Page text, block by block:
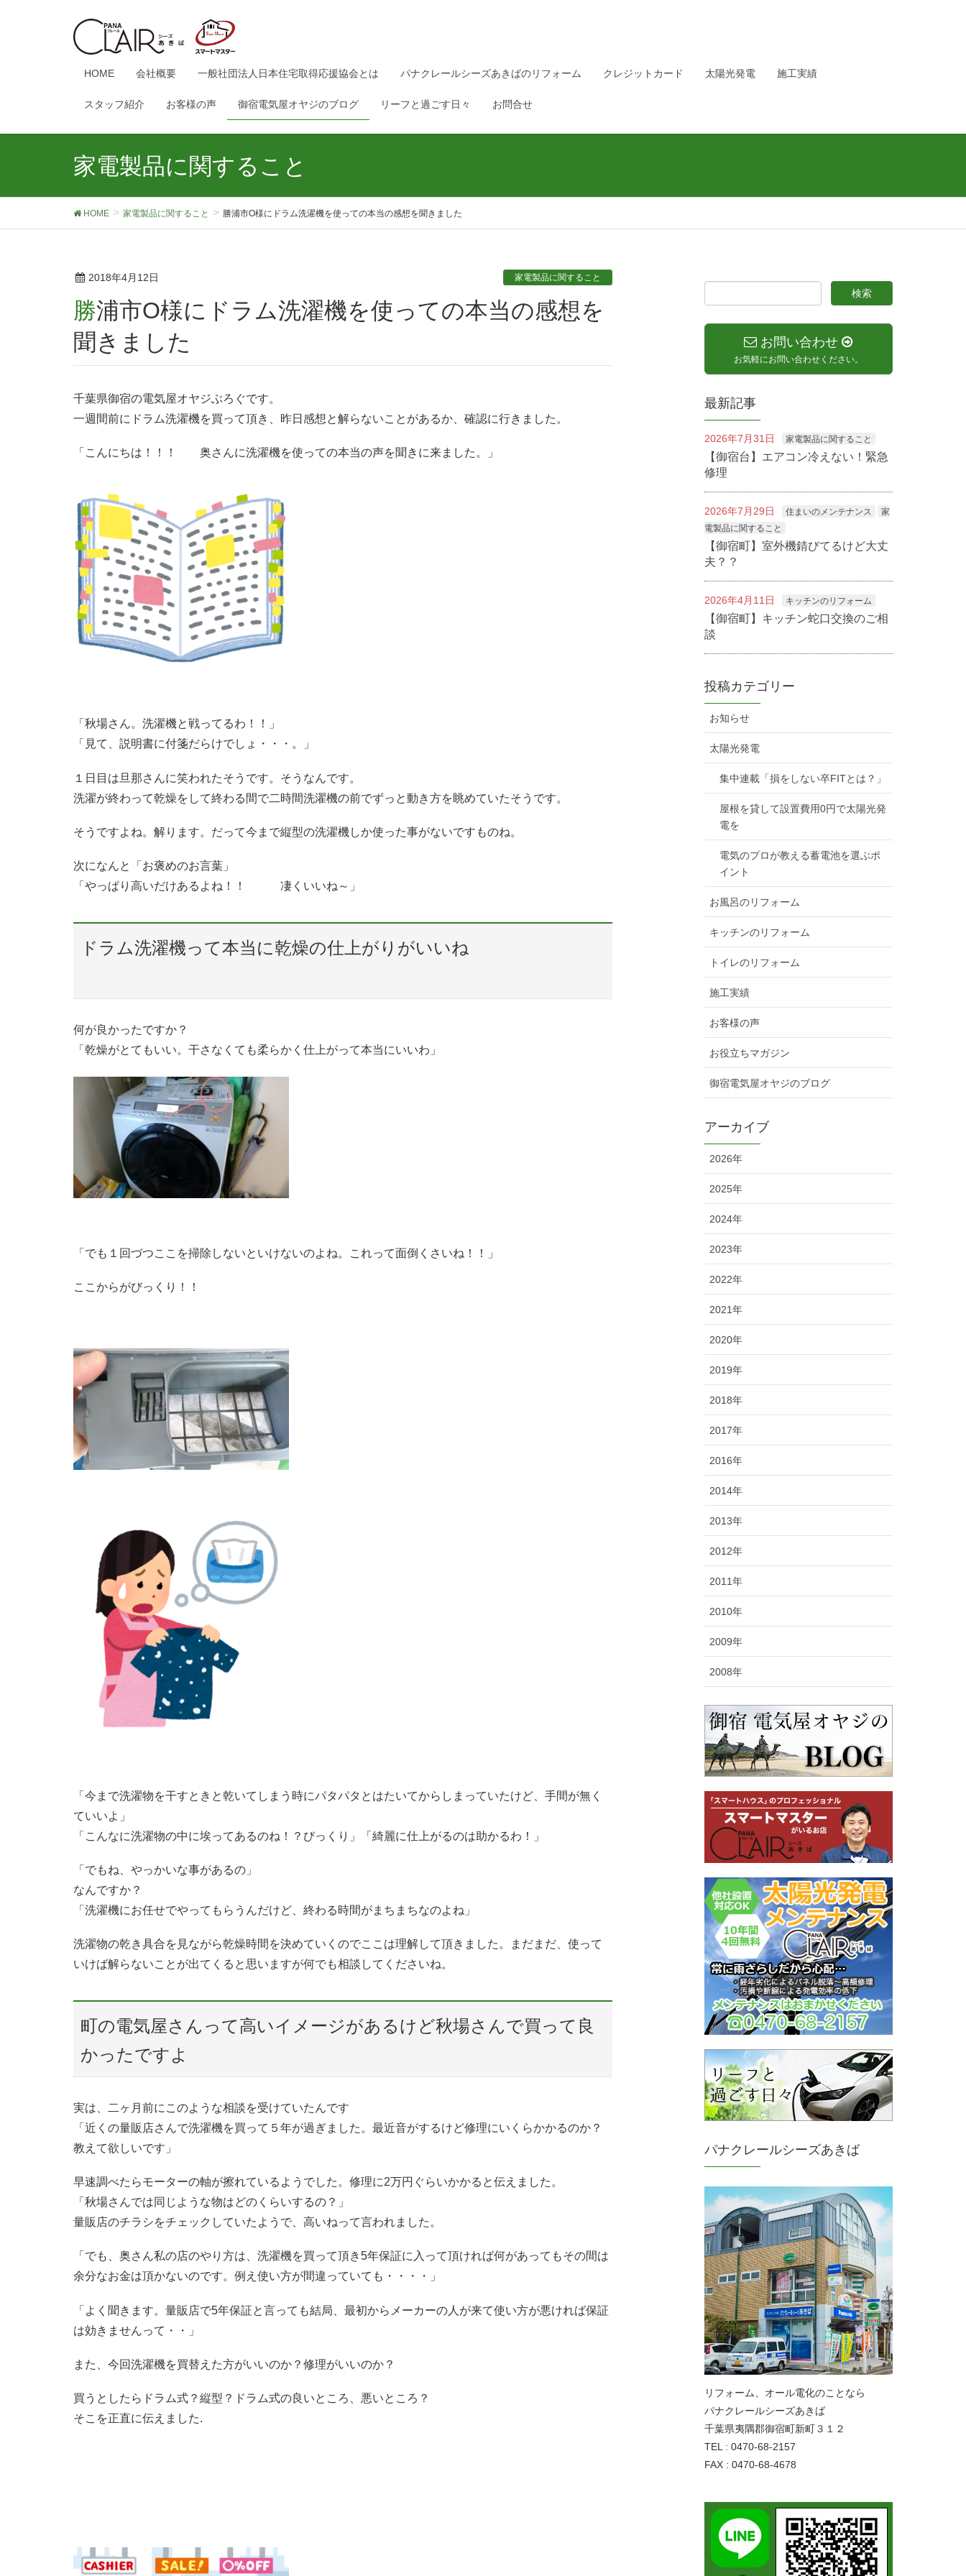
HOME 会社概要 一般社団法人日本住宅取得応援協会とは パナクレールシーズあきばのリフォーム クレジットカード 太陽光発電 施工実績
スタッフ紹介 お客様の声 御宿電気屋オヤジのブログ リーフと過ごす日々 お問合せ
家電製品に関すること
HOME 家電製品に関すること 勝浦市O様にドラム洗濯機を使っての本当の感想を聞きました
2018年4月12日 家電製品に関すること
勝浦市O様にドラム洗濯機を使っての本当の感想を
聞きました
千葉県御宿の電気屋オヤジぶろぐです。
一週間前にドラム洗濯機を買って頂き、昨日感想と解らないことがあるか、確認に行きました。
「こんにちは！！！ 奥さんに洗濯機を使っての本当の声を聞きに来ました。」
「秋場さん。洗濯機と戦ってるわ！！」
「見て、説明書に付箋だらけでしょ・・・。」
１日目は旦那さんに笑われたそうです。そうなんです。
洗濯が終わって乾燥をして終わる間で二時間洗濯機の前でずっと動き方を眺めていたそうです。
そうですよね。解ります。だって今まで縦型の洗濯機しか使った事がないですものね。
次になんと「お褒めのお言葉」
「やっぱり高いだけあるよね！！ 凄くいいね～」
ドラム洗濯機って本当に乾燥の仕上がりがいいね
何が良かったですか？
「乾燥がとてもいい。干さなくても柔らかく仕上がって本当にいいわ」
「でも１回づつここを掃除しないといけないのよね。これって面倒くさいね！！」
ここからがびっくり！！
「今まで洗濯物を干すときと乾いてしまう時にパタパタとはたいてからしまっていたけど、手間が無く
ていいよ」
「こんなに洗濯物の中に埃ってあるのね！？びっくり」「綺麗に仕上がるのは助かるわ！」
「でもね、やっかいな事があるの」
なんですか？
「洗濯機にお任せでやってもらうんだけど、終わる時間がまちまちなのよね」
洗濯物の乾き具合を見ながら乾燥時間を決めていくのでここは理解して頂きました。まだまだ、使って
いけば解らないことが出てくると思いますが何でも相談してくださいね。
町の電気屋さんって高いイメージがあるけど秋場さんで買って良
かったですよ
実は、二ヶ月前にこのような相談を受けていたんです
「近くの量販店さんで洗濯機を買って５年が過ぎました。最近音がするけど修理にいくらかかるのか？
教えて欲しいです」
早速調べたらモーターの軸が擦れているようでした。修理に2万円ぐらいかかると伝えました。
「秋場さんでは同じような物はどのくらいするの？」
量販店のチラシをチェックしていたようで、高いねって言われました。
「でも、奥さん私の店のやり方は、洗濯機を買って頂き5年保証に入って頂ければ何があってもその間は
余分なお金は頂かないのです。例え使い方が間違っていても・・・・」
「よく聞きます。量販店で5年保証と言っても結局、最初からメーカーの人が来て使い方が悪ければ保証
は効きませんって・・」
また、今回洗濯機を買替えた方がいいのか？修理がいいのか？
買うとしたらドラム式？縦型？ドラム式の良いところ、悪いところ？
そこを正直に伝えました.
お問い合わせ
お気軽にお問い合わせください。
最新記事
2026年7月31日 家電製品に関すること
【御宿台】エアコン冷えない！緊急
修理
2026年7月29日 住まいのメンテナンス
家
電製品に関すること
【御宿町】室外機錆びてるけど大丈
夫？？
2026年4月11日 キッチンのリフォーム
【御宿町】キッチン蛇口交換のご相
談
投稿カテゴリー
お知らせ
太陽光発電
集中連載「損をしない卒FITとは？」
屋根を貸して設置費用0円で太陽光発
電を
電気のプロが教える蓄電池を選ぶポ
イント
お風呂のリフォーム
キッチンのリフォーム
トイレのリフォーム
施工実績
お客様の声
お役立ちマガジン
御宿電気屋オヤジのブログ
アーカイブ
2026年
2025年
2024年
2023年
2022年
2021年
2020年
2019年
2018年
2017年
2016年
2014年
2013年
2012年
2011年
2010年
2009年
2008年
パナクレールシーズあきば
リフォーム、オール電化のことなら
パナクレールシーズあきば
千葉県夷隅郡御宿町新町３１２
TEL : 0470-68-2157
FAX : 0470-68-4678